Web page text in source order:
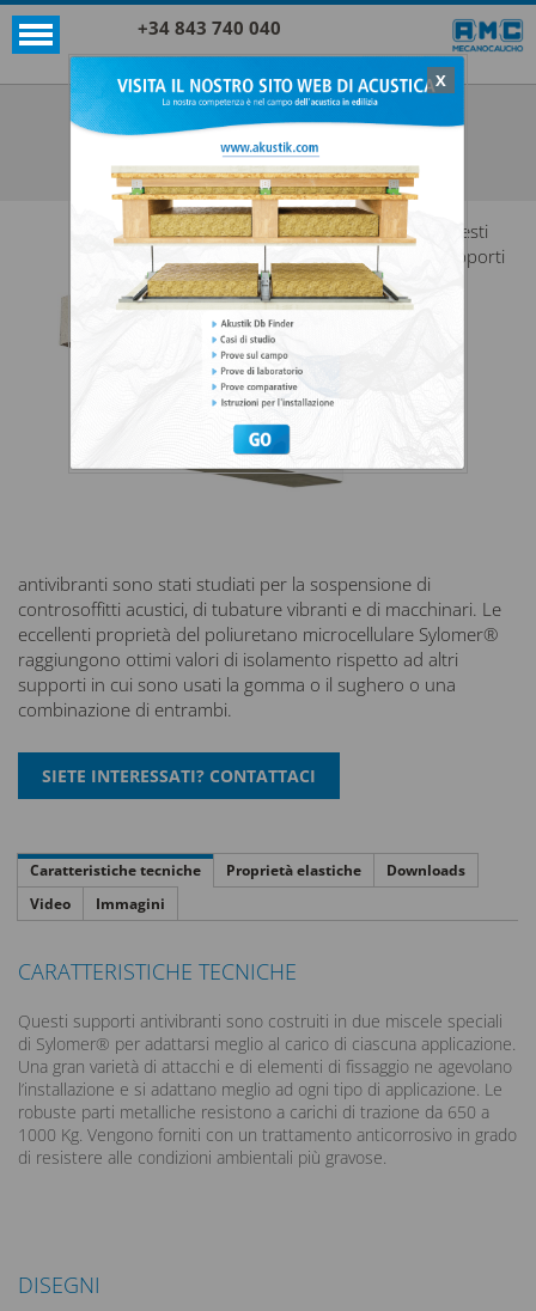
+34 843 740 040
X
SUPPORTI AKUSTIK+SYLOMER®
AKUSTIK SUPER T47 + SYLOMER®
VEDI TUTTO SUPPORTI AKUSTIK+SYLOMER®
Questi
supporti
antivibranti sono stati studiati per la sospensione di
controsoffitti acustici, di tubature vibranti e di macchinari. Le
eccellenti proprietà del poliuretano microcellulare Sylomer®
raggiungono ottimi valori di isolamento rispetto ad altri
supporti in cui sono usati la gomma o il sughero o una
combinazione di entrambi.
Caratteristiche tecniche Proprietà elastiche
Downloads
Video
Immagini
CARATTERISTICHE TECNICHE
Questi supporti antivibranti sono costruiti in due miscele speciali
di Sylomer® per adattarsi meglio al carico di ciascuna applicazione.
Una gran varietà di attacchi e di elementi di fissaggio ne agevolano
l’installazione e si adattano meglio ad ogni tipo di applicazione. Le
robuste parti metalliche resistono a carichi di trazione da 650 a
1000 Kg. Vengono forniti con un trattamento anticorrosivo in grado
di resistere alle condizioni ambientali più gravose.
DISEGNI